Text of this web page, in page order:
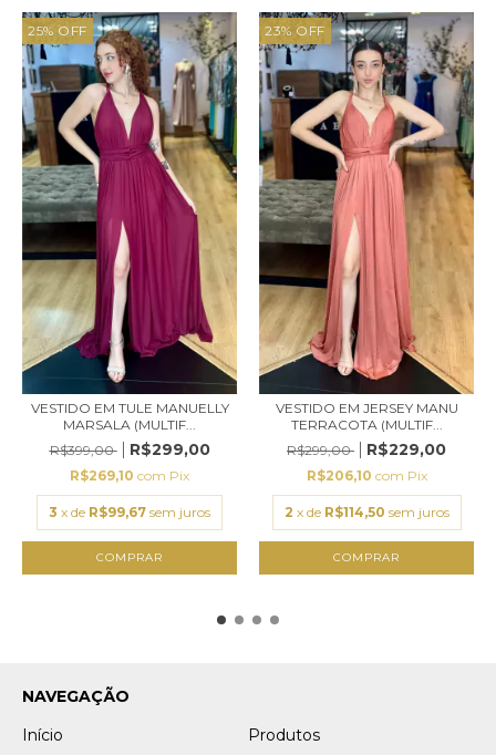
25% OFF
VESTIDO EM TULE MANUELLY
MARSALA (MULTIF...
R$399,00
R$299,00
R$269,10 com Pix
3 x de R$99,67 sem juros
COMPRAR
23% OFF
VESTIDO EM JERSEY MANU
TERRACOTA (MULTIF...
R$299,00
R$229,00
R$206,10 com Pix
2 x de R$114,50 sem juros
COMPRAR
NAVEGAÇÃO
Início
Produtos